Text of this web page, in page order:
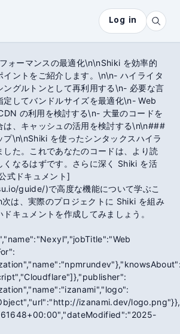
Log in
ーマンスの最適化\n\nShiki を効率的
イントをご紹介します。\n\n- ハイライタ
ングルトンとして再利用する\n- 必要な言
定してバンドルサイズを最適化\n- Web
の利用を検討する\n- 大量のコードを
は、キャッシュの活用を検討する\n\n###
プ\n\nShiki を使ったシンタックスハイラ
した。これであなたのコードは、より読
くなるはずです。さらに深く Shiki を活
式ドキュメント]
guide/)で高度な機能について学ぶこ
は、実際のプロジェクトに Shiki を組み
キュメントを作成してみましょう。
izanami.dev/